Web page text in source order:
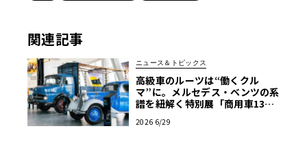
関連記事
ニュース＆トピックス
高級車のルーツは“働くクル
マ”に。メルセデス・ベンツの系
譜を紐解く特別展「商用車130
2026 6/29